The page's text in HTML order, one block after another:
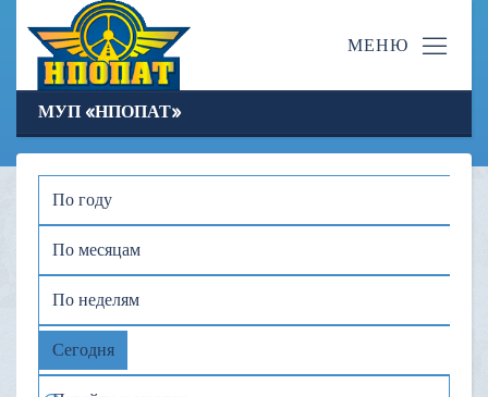
МУП «НПОПАТ»
По году
По месяцам
По неделям
Сегодня